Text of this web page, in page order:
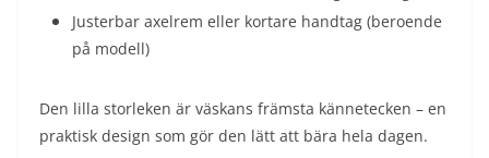
Justerbar axelrem eller kortare handtag (beroende
på modell)
Den lilla storleken är väskans främsta kännetecken – en
praktisk design som gör den lätt att bära hela dagen.